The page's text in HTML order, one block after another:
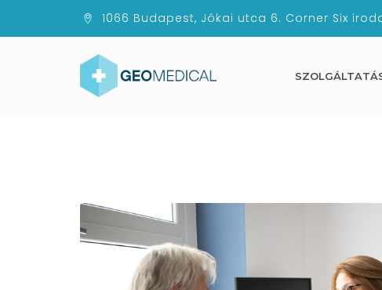
1066 Budapest, Jókai utca 6. Corner Six